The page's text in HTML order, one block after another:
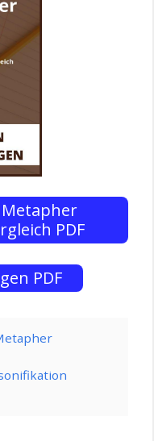
PDF
PDF